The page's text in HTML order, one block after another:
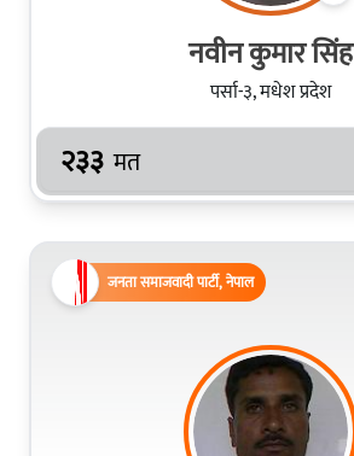
नवीन कुमार सिंह
पर्सा-३, मधेश प्रदेश
२३३ मत
जनता समाजवादी पार्टी, नेपाल